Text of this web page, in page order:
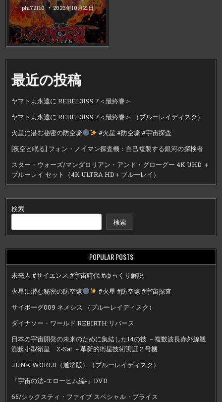
phi72110 2023年10月21日
最近の投稿
ヤマトよ永遠に REBEL3199 7＜最終巻＞
ヤマトよ永遠に REBEL3199 7＜最終巻＞ （ブルーレイディスク）
火星に潜む秘密の防空壕
#火星 #防空壕 #宇宙探査
[夜空と眠る] フォン・ノイマン探査機：自己複製する銀河の探検者
スター・ウォーズ/マンダロリアン・アンド・グローグー 4K UHD ＋
ブルーレイ セット（4K ULTRA HD＋ブルーレイ）
検索
検索
POPULAR POSTS
未来人 #サイエンス #宇宙時代 #ゆっくり解説
火星に潜む秘密の防空壕
#火星 #防空壕 #宇宙探査
サイボーグ009 ネメシス （ブルーレイディスク）
ダイナソー・ワールド REBIRTH:リバース
日本の宇宙開発の未来のために集結した14の技 －複数波長赤外線観
測超小型衛星 Z-Sat －革新的衛星技術実証２号機
JUNK WORLD（通常版）（ブルーレイディスク）
『宇宙の法-エローヒム編-』DVD
65/シックスティ・ファイブ スペシャル・プライス